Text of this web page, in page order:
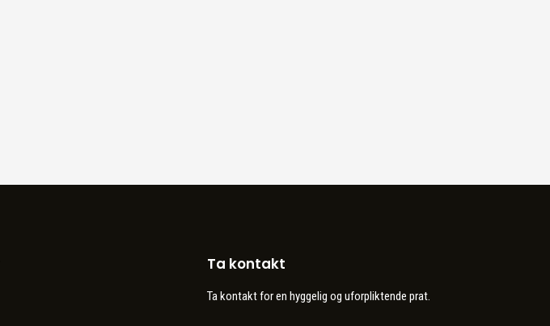
Ta kontakt
Ta kontakt for en hyggelig og uforpliktende prat.